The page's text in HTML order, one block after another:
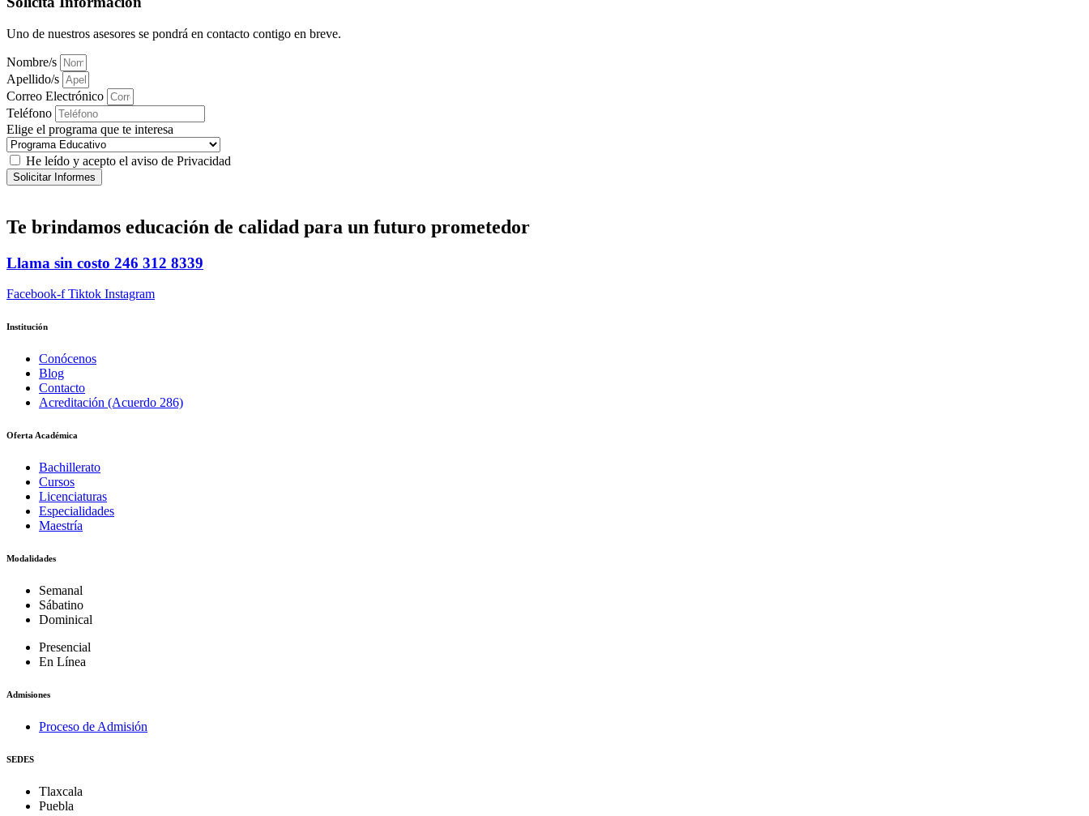
Uno de nuestros asesores se pondrá en contacto contigo en breve.
Nombre/s
Apellido/s
Correo Electrónico
Teléfono
Elige el programa que te interesa
He leído y acepto el aviso de Privacidad
Solicitar Informes
Te brindamos educación de calidad para un futuro prometedor
Llama sin costo 246 312 8339
Facebook-f Tiktok Instagram
Institución
Conócenos
Blog
Contacto
Acreditación (Acuerdo 286)
Oferta Académica
Bachillerato
Cursos
Licenciaturas
Especialidades
Maestría
Modalidades
Semanal
Sábatino
Dominical
Presencial
En Línea
Admisiones
Proceso de Admisión
SEDES
Tlaxcala
Puebla